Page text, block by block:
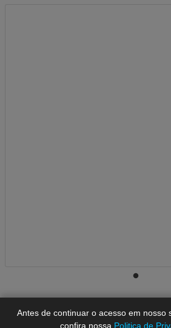
Antes de continuar o acesso em nosso
confira nossa Politica de